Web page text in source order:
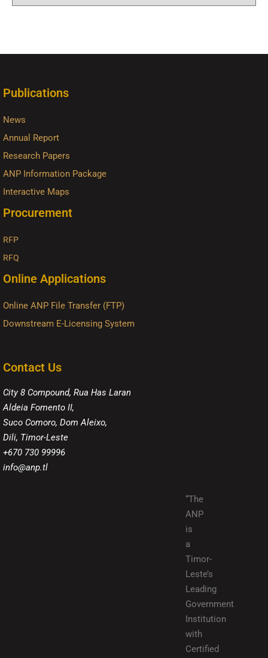
Publications
News
Annual Report
Research Papers
ANP Information Package
Interactive Maps
Procurement
RFP
RFQ
Online Applications
Online ANP File Transfer (FTP)
Downstream E-Licensing System
Contact Us
City 8 Compound, Rua Has Laran
Aldeia Fomento II,
Suco Comoro, Dom Aleixo,
Dili, Timor-Leste
+670 730 99996
info@anp.tl
“The
ANP
is
a
Timor-
Leste’s
Leading
Government
Institution
with
Certified